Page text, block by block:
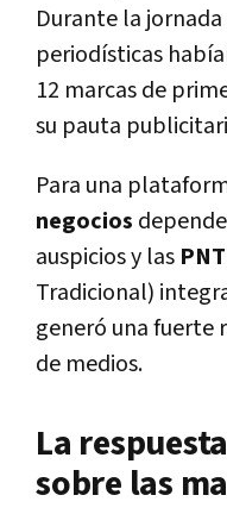
Durante la
periodísticas
12 marcas de
su pauta
Para una
negocios
auspicios y las PNT
Tradicional)
generó una fuerte
de medios.
La
sobre las